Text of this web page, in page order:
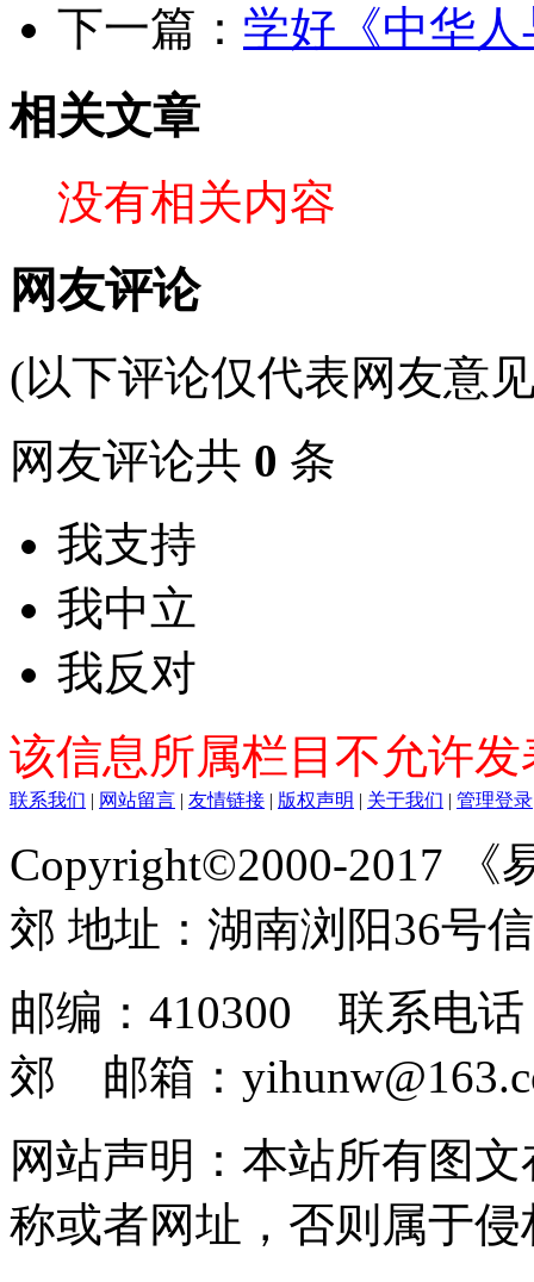
下一篇： 学好《中华
相关文章
没有相关内容
网友评论
(以下评论仅代表网友意
网友评论共 0 条
我支持
我中立
我反对
该信息所属栏目不允许
联系我们 | 网站留言 | 友情链接 | 版权声明 | 关于我们 | 管理登录
Copyright©2000-2017 《
郊 地址：湖南浏阳36号
邮编：410300 联系电
郊 邮箱：
网站声明：本站所有图
称或者网址，否则属于